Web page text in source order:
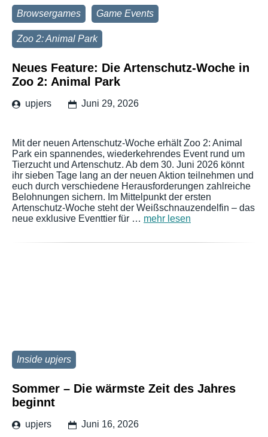
Browsergames Game Events
Zoo 2: Animal Park
Neues Feature: Die Artenschutz-Woche in
Zoo 2: Animal Park
upjers Juni 29, 2026
Mit der neuen Artenschutz-Woche erhält Zoo 2: Animal
Park ein spannendes, wiederkehrendes Event rund um
Tierzucht und Artenschutz. Ab dem 30. Juni 2026 könnt
ihr sieben Tage lang an der neuen Aktion teilnehmen und
euch durch verschiedene Herausforderungen zahlreiche
Belohnungen sichern. Im Mittelpunkt der ersten
Artenschutz-Woche steht der Weißschnauzendelfin – das
neue exklusive Eventtier für … mehr lesen
Inside upjers
Sommer – Die wärmste Zeit des Jahres
beginnt
upjers Juni 16, 2026